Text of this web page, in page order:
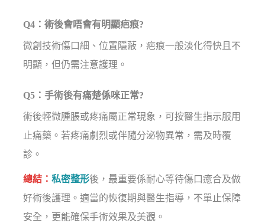
Q4：術後會唔會有明顯疤痕?
微創技術傷口細、位置隱蔽，疤痕一般淡化得快且不
明顯，但仍需注意護理。
Q5：手術後有痛楚係咪正常?
術後輕微腫脹或疼痛屬正常現象，可按醫生指示服用
止痛藥。若疼痛劇烈或伴隨分泌物異常，需及時覆
診。
總結：私密整形後，最重要係耐心等待傷口癒合及做
好術後護理。適當的恢復期與醫生指導，不單止保障
安全，更能確保手術效果及美觀。